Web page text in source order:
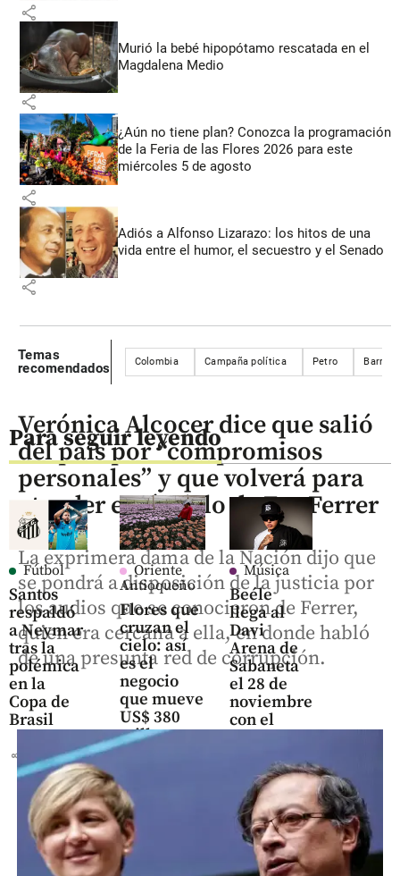
share
Murió la bebé hipopótamo rescatada en el
Magdalena Medio
share
¿Aún no tiene plan? Conozca la programación
de la Feria de las Flores 2026 para este
miércoles 5 de agosto
share
Adiós a Alfonso Lizarazo: los hitos de una
vida entre el humor, el secuestro y el Senado
share
Temas
recomendados
Colombia Campaña política Petro
Para seguir leyendo
Fútbol
Santos
respaldó
a Neymar
tras la
polémica
en la
Copa de
Brasil
share
Oriente
Antioqueño
Flores que
cruzan el
cielo: así
es el
negocio
que mueve
US$ 380
millones
en el
antioqueño
share
Música
Beéle
llega al
Davi
Arena de
Sabaneta
el 28 de
noviembre
con el
fechas de
preventa y
setlist
share
Verónica Alcocer dice que salió
del país por “compromisos
personales” y que volverá para
atender escándalo de Eva Ferrer
La exprimera dama de la Nación dijo que
se pondrá a disposición de la justicia por
los audios que se conocieron de Ferrer,
quien era cercana a ella, en donde habló
de una presunta red de corrupción.